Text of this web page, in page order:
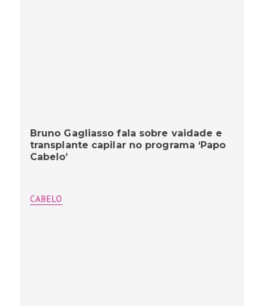
Bruno Gagliasso fala sobre vaidade e
transplante capilar no programa ‘Papo
Cabelo’
CABELO